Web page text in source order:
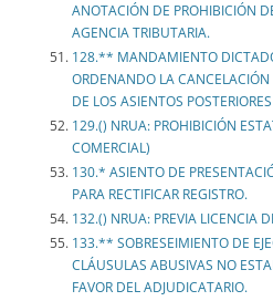
ANOTACIÓN DE PROHIBICIÓN
AGENCIA TRIBUTARIA.
128.** MANDAMIENTO
ORDENANDO LA CANCELACIÓN
DE LOS ASIENTOS POSTERIORES
129.() NRUA: PROHIBICIÓN
COMERCIAL)
130.* ASIENTO DE
PARA RECTIFICAR REGISTRO.
132.() NRUA: PREVIA LICENCIA
133.** SOBRESEIMIENTO DE
CLÁUSULAS ABUSIVAS NO
FAVOR DEL ADJUDICATARIO.